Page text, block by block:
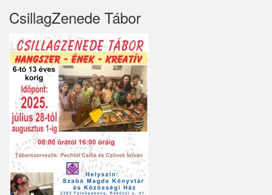
Ipolydamásd
Ipolytölgyes
Káva
Kemence
Kismaros
Kisnémedi
CsillagZenede Tábor